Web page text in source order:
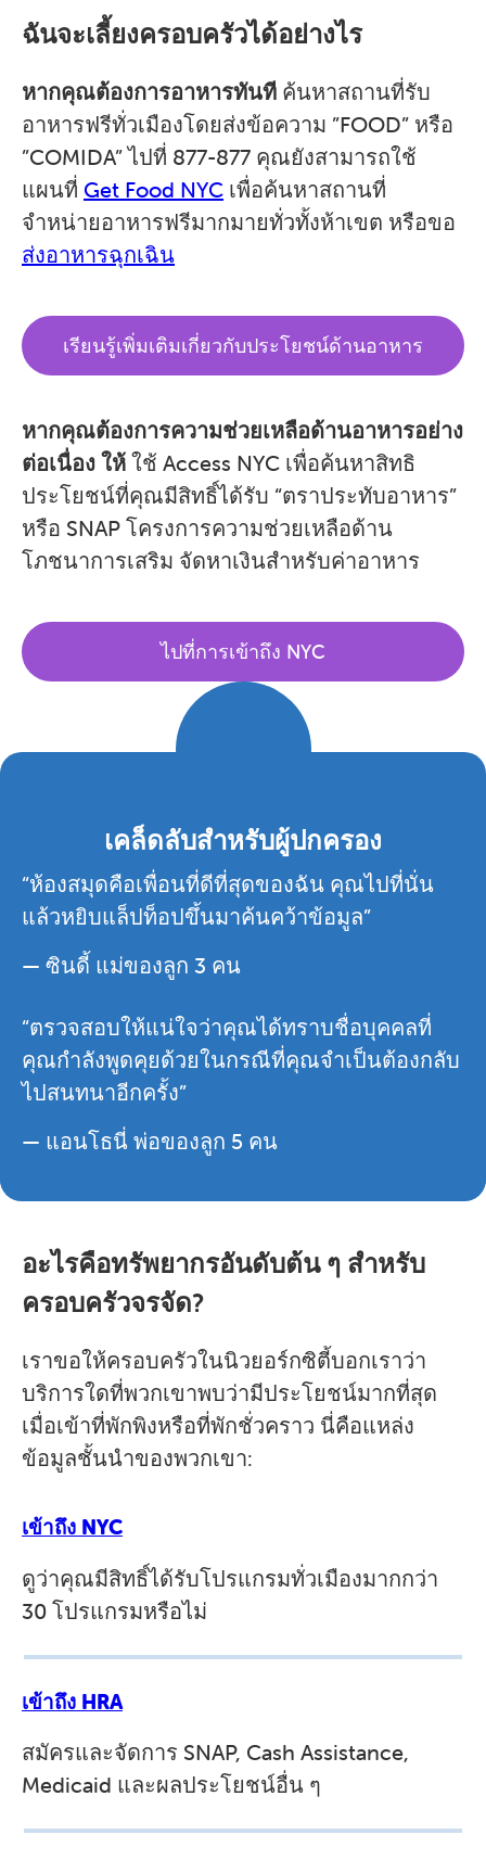
ฉันจะเลี้ยงครอบครัวได้อย่างไร
หากคุณต้องการอาหารทันที ค้นหาสถานที่รับ
อาหารฟรีทั่วเมืองโดยส่งข้อความ ”FOOD” หรือ
”COMIDA” ไปที่ 877-877 คุณยังสามารถใช้
แผนที่ Get Food NYC เพื่อค้นหาสถานที่
จำหน่ายอาหารฟรีมากมายทั่วทั้งห้าเขต หรือขอ
ส่งอาหารฉุกเฉิน
เรียนรู้เพิ่มเติมเกี่ยวกับประโยชน์ด้านอาหาร
หากคุณต้องการความช่วยเหลือด้านอาหารอย่าง
ต่อเนื่อง ให้ ใช้ Access NYC เพื่อค้นหาสิทธิ
ประโยชน์ที่คุณมีสิทธิ์ได้รับ “ตราประทับอาหาร”
หรือ SNAP โครงการความช่วยเหลือด้าน
โภชนาการเสริม จัดหาเงินสำหรับค่าอาหาร
ไปที่การเข้าถึง NYC
เคล็ดลับสำหรับผู้ปกครอง
“ห้องสมุดคือเพื่อนที่ดีที่สุดของฉัน คุณไปที่นั่น
แล้วหยิบแล็ปท็อปขึ้นมาค้นคว้าข้อมูล”
— ซินดี้ แม่ของลูก 3 คน
“ตรวจสอบให้แน่ใจว่าคุณได้ทราบชื่อบุคคลที่
คุณกำลังพูดคุยด้วยในกรณีที่คุณจำเป็นต้องกลับ
ไปสนทนาอีกครั้ง”
— แอนโธนี่ พ่อของลูก 5 คน
อะไรคือทรัพยากรอันดับต้น ๆ สำหรับ
ครอบครัวจรจัด?
เราขอให้ครอบครัวในนิวยอร์กซิตี้บอกเราว่า
บริการใดที่พวกเขาพบว่ามีประโยชน์มากที่สุด
เมื่อเข้าที่พักพิงหรือที่พักชั่วคราว นี่คือแหล่ง
ข้อมูลชั้นนำของพวกเขา:
เข้าถึง NYC
ดูว่าคุณมีสิทธิ์ได้รับโปรแกรมทั่วเมืองมากกว่า
30 โปรแกรมหรือไม่
เข้าถึง HRA
สมัครและจัดการ SNAP, Cash Assistance,
Medicaid และผลประโยชน์อื่น ๆ